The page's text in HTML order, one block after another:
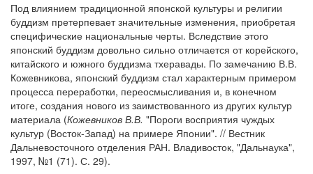
Под влиянием традиционной японской культуры и религии
буддизм претерпевает значительные изменения, приобретая
специфические национальные черты. Вследствие этого
японский буддизм довольно сильно отличается от корейского,
китайского и южного буддизма тхеравады. По замечанию В.В.
Кожевникова, японский буддизм стал характерным примером
процесса переработки, переосмысливания и, в конечном
итоге, создания нового из заимствованного из других культур
материала (Кожевников В.В. "Пороги восприятия чуждых
культур (Восток-Запад) на примере Японии". // Вестник
Дальневосточного отделения РАН. Владивосток, "Дальнаука",
1997, №1 (71). С. 29).